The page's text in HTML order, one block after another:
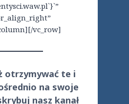
vc_row]
otrzymywać te i
na swoje
nasz kanał